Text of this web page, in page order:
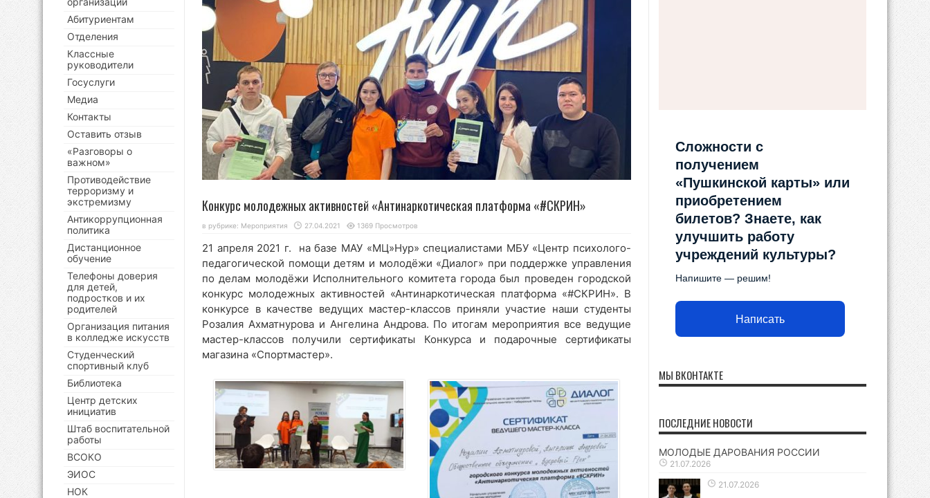
Конкурс молодежных активностей «Антинаркотическая платформа «#СКРИН»
в рубрике: Мероприятия 27.04.2021 1369 Просмотров
21 апреля 2021 г. на базе МАУ «МЦ»Нур» специалистами МБУ «Центр психолого-
педагогической помощи детям и молодёжи «Диалог» при поддержке управления
по делам молодёжи Исполнительного комитета города был проведен городской
конкурс молодежных активностей «Антинаркотическая платформа «#СКРИН». В
конкурсе в качестве ведущих мастер-классов приняли участие наши студенты
Розалия Ахматнурова и Ангелина Андрова. По итогам мероприятия все ведущие
мастер-классов получили сертификаты Конкурса и подарочные сертификаты
магазина «Спортмастер».
Абитуриентам
Отделения
Классные
руководители
Госуслуги
Медиа
Контакты
Оставить отзыв
«Разговоры о
важном»
Противодействие
терроризму и
экстремизму
Антикоррупционная
политика
Дистанционное
обучение
Телефоны доверия
для детей,
подростков и их
родителей
Организация питания
в колледже искусств
Студенческий
спортивный клуб
Библиотека
Центр детских
инициатив
Штаб воспитательной
работы
ВСОКО
ЭИОС
НОК
Сложности с
получением
«Пушкинской карты» или
приобретением
билетов? Знаете, как
улучшить работу
учреждений культуры?
Напишите — решим!
Написать
МЫ ВКОНТАКТЕ
ПОСЛЕДНИЕ НОВОСТИ
МОЛОДЫЕ ДАРОВАНИЯ РОССИИ
21.07.2026
21.07.2026